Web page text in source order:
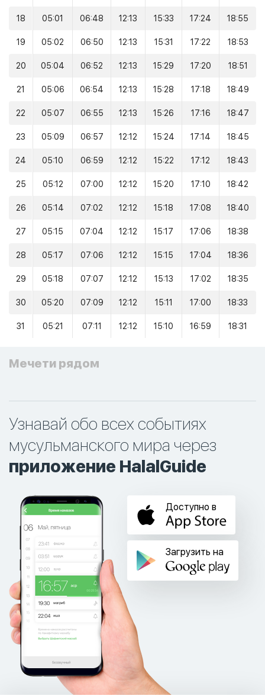
18 05:01 06:48 12:13 15:33 17:24 18:55
19 05:02 06:50 12:13 15:31 17:22 18:53
20 05:04 06:52 12:13 15:29 17:20 18:51
21 05:06 06:54 12:13 15:28 17:18 18:49
22 05:07 06:55 12:13 15:26 17:16 18:47
23 05:09 06:57 12:12 15:24 17:14 18:45
24 05:10 06:59 12:12 15:22 17:12 18:43
25 05:12 07:00 12:12 15:20 17:10 18:42
26 05:14 07:02 12:12 15:18 17:08 18:40
27 05:15 07:04 12:12 15:17 17:06 18:38
28 05:17 07:06 12:12 15:15 17:04 18:36
29 05:18 07:07 12:12 15:13 17:02 18:35
30 05:20 07:09 12:12 15:11 17:00 18:33
31 05:21 07:11 12:12 15:10 16:59 18:31
Мечети рядом
Узнавай обо всех событиях
мусульманского мира через
приложение HalalGuide
Доступно в
Загрузить на